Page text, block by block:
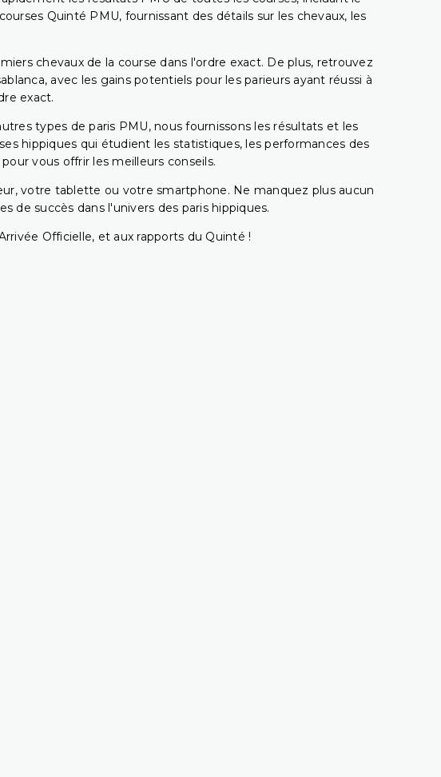
Quinté PMU, fournissant des détails sur les chevaux, les
chevaux de la course dans l'ordre exact. De plus, retrouvez
avec les gains potentiels pour les parieurs ayant réussi à
exact.
types de paris PMU, nous fournissons les résultats et les
hippiques qui étudient les statistiques, les performances des
vous offrir les meilleurs conseils.
votre tablette ou votre smartphone. Ne manquez plus aucun
de succès dans l'univers des paris hippiques.
Officielle, et aux rapports du Quinté !